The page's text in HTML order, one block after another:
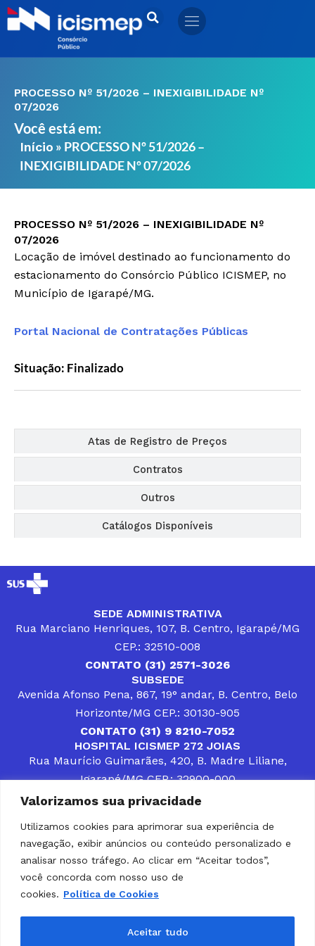
Valorizamos sua privacidade
Utilizamos cookies para aprimorar sua experiência de
navegação, exibir anúncios ou conteúdo personalizado e
analisar nosso tráfego. Ao clicar em “Aceitar todos”,
você concorda com nosso uso de
cookies. Política de Cookies
Aceitar tudo
Ir
para
PROCESSO Nº 51/2026 – INEXIGIBILIDADE Nº
07/2026
Você está em:
Início » PROCESSO Nº 51/2026 –
INEXIGIBILIDADE Nº 07/2026
PROCESSO Nº 51/2026 – INEXIGIBILIDADE Nº
07/2026
Locação de imóvel destinado ao funcionamento do
estacionamento do Consórcio Público ICISMEP, no
Município de Igarapé/MG.
Portal Nacional de Contratações Públicas
Situação: Finalizado
Atas de Registro de Preços
Contratos
Outros
Catálogos Disponíveis
SEDE ADMINISTRATIVA
Rua Marciano Henriques, 107, B. Centro, Igarapé/MG
CEP.: 32510-008
CONTATO (31) 2571-3026
SUBSEDE
Avenida Afonso Pena, 867, 19° andar, B. Centro, Belo
Horizonte/MG CEP.: 30130-905
CONTATO (31) 9 8210-7052
HOSPITAL ICISMEP 272 JOIAS
Rua Maurício Guimarães, 420, B. Madre Liliane,
Igarapé/MG CEP.: 32900-000
CONTATOS (31) 3512-4400 ou (31) 9 8309-8660
DESENVOLVER SOLUÇÕES, AÇÕES E SERVIÇOS
PÚBLICOS QUE COMPLEMENTEM A ASSISTÊNCIA À
POPULAÇÃO DA REGIÃO EM QUE ATUA, SENDO
PARCEIRO DOS MUNICÍPIOS CONSORCIADOS NA
SOLUÇÃO DE DIFICULDADES ENFRENTADAS POR
GESTORES MUNICIPAIS, É O COMPROMISSO DO
ICISMEP.
Home Institucional Municípios